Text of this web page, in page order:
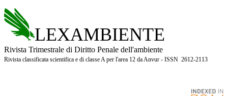
LEXAMBIENTE
Rivista Trimestrale di Diritto Penale dell'ambiente
Rivista classificata scientifica e di classe A per l'area 12 da Anvur - ISSN 2612-2113